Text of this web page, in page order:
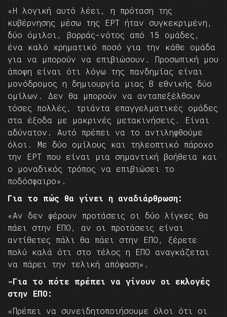
«Η λογική αυτό λέει, η πρόταση της
κυβέρνησης μέσω της ΕΡΤ ήταν συγκεκριμένη,
δύο όμιλοι, βορράς-νότος από 15 ομάδες,
ένα καλό χρηματικό ποσό για την κάθε ομάδα
για να μπορούν να επιβιώσουν. Προσωπική μου
άποψη είναι ότι λόγω της πανδημίας είναι
μονόδρομος η δημιουργία μιας Β εθνικής δύο
ομίλων. Δεν θα μπορούν να ανταπεξέλθουν
τόσες πολλές, τριάντα επαγγελματικές ομάδες
στα έξοδα με μακρινές μετακινήσεις. Είναι
αδύνατον. Αυτό πρέπει να το αντιληφθούμε
όλοι. Με δύο ομίλους και τηλεοπτικό πάροχο
την ΕΡΤ που είναι μια σημαντική βοήθεια και
ο μοναδικός τρόπος να επιβιώσει το
ποδόσφαιρο».
Για το πώς θα γίνει η αναδιάρθρωση:
«Αν δεν φέρουν προτάσεις οι δύο λίγκες θα
πάει στην ΕΠΟ, αν οι προτάσεις είναι
αντίθετες πάλι θα πάει στην ΕΠΟ, ξέρετε
πολύ καλά ότι στο τέλος η ΕΠΟ αναγκάζεται
να πάρει την τελική απόφαση».
-Για το πότε πρέπει να γίνουν οι εκλογές
στην ΕΠΟ:
«Πρέπει να συνειδητοποιήσουμε όλοι ότι οι